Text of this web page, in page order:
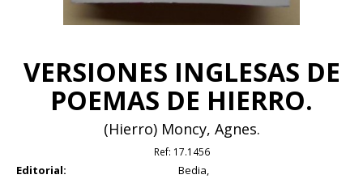
VERSIONES INGLESAS DE
POEMAS DE HIERRO.
(Hierro) Moncy, Agnes.
Ref: 17.1456
Editorial:
Bedia,